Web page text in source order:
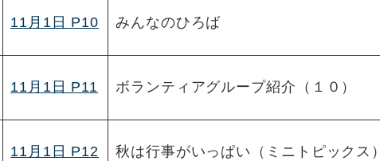
11月1日 P10 みんなのひろば
11月1日 P11 ボランティアグループ紹介（１０）
11月1日 P12 秋は行事がいっぱい（ミニトピックス）